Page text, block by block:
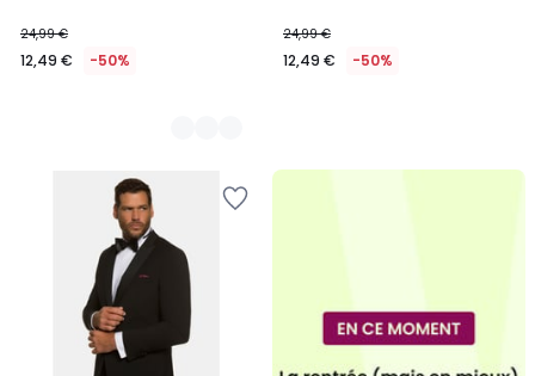
24,99 €
12,49 € -50%
24,99 €
12,49 € -50%